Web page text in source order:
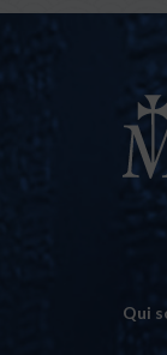
Qui